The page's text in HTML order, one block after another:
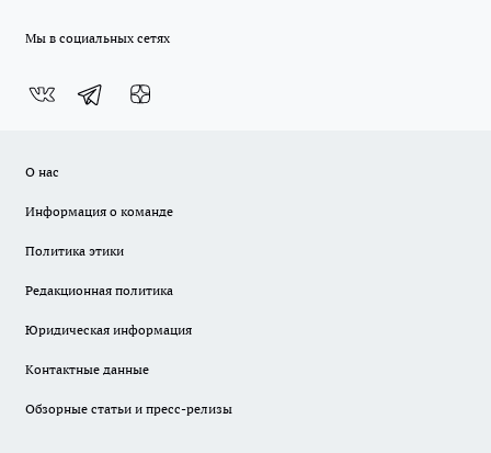
Мы в социальных сетях
О нас
Информация о команде
Политика этики
Редакционная политика
Юридическая информация
Контактные данные
Обзорные статьи и пресс-релизы